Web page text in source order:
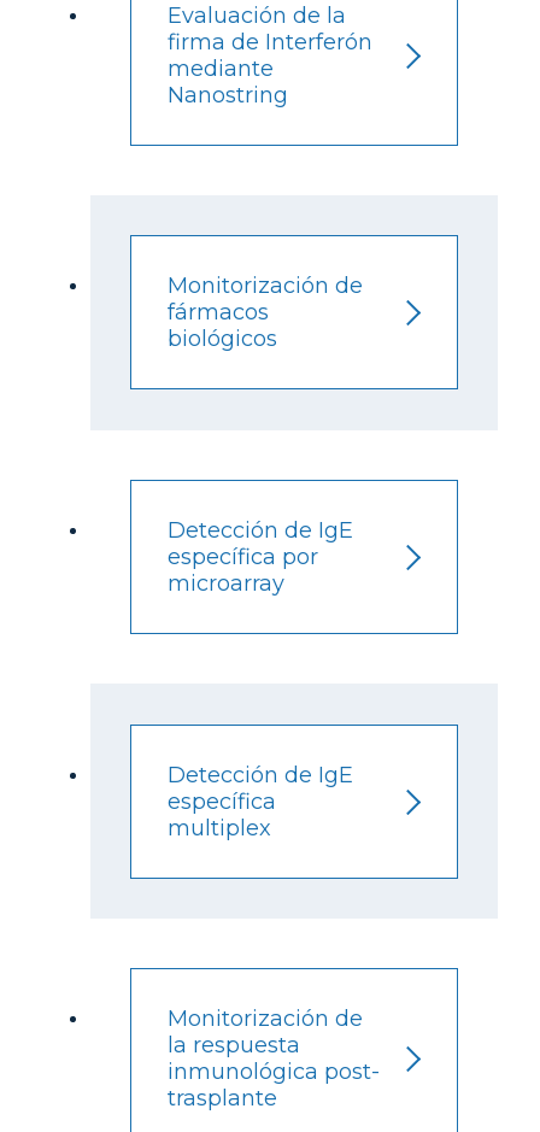
Evaluación de la
firma de Interferón
mediante
Nanostring
Monitorización de
fármacos
biológicos
Detección de IgE
específica por
microarray
Detección de IgE
específica
multiplex
Monitorización de
la respuesta
inmunológica post-
trasplante